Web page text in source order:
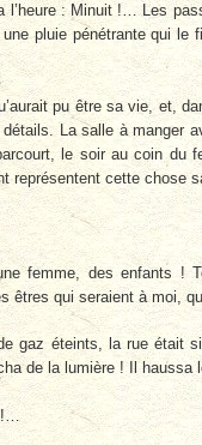
l’heure : Minuit !… Les
pluie pénétrante qui
pu être sa vie, et,
La salle à manger
le soir au coin du
représentent cette chose
femme, des enfants !
êtres qui seraient à moi,
gaz éteints, la rue était
de la lumière ! Il haussa
!…